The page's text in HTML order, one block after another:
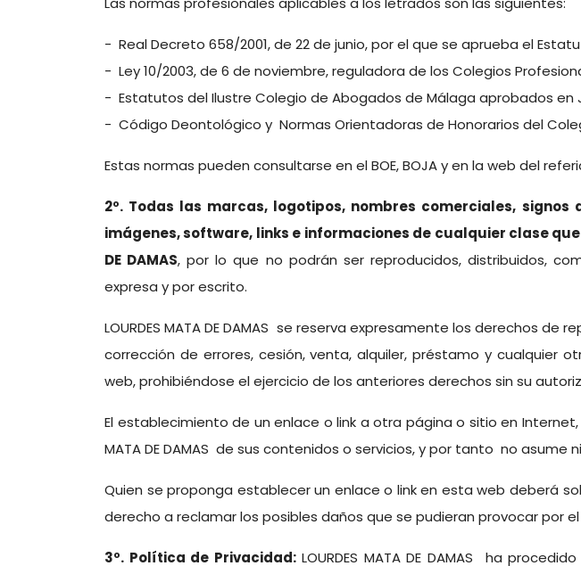
- Real Decreto 658/2001, de 22 de junio, por el que se aprueba el
- Ley 10/2003, de 6 de noviembre, reguladora de los Colegios
- Estatutos del Ilustre Colegio de Abogados de Málaga aprobados en
- Código Deontológico y Normas Orientadoras de Honorarios del
Estas normas pueden consultarse en el BOE, BOJA y en la web del
2º. Todas las marcas, logotipos, nombres comerciales,
imágenes, software, links e informaciones de cualquier clase
DE DAMAS, por lo que no podrán ser reproducidos, distribuidos,
expresa y por escrito.
LOURDES MATA DE DAMAS se reserva expresamente los derechos
corrección de errores, cesión, venta, alquiler, préstamo y cualquier
web, prohibiéndose el ejercicio de los anteriores derechos sin su
El establecimiento de un enlace o link a otra página o sitio en
MATA DE DAMAS de sus contenidos o servicios, y por tanto no asume
Quien se proponga establecer un enlace o link en esta web deberá
derecho a reclamar los posibles daños que se pudieran provocar por
3º. Política de Privacidad: LOURDES MATA DE DAMAS ha